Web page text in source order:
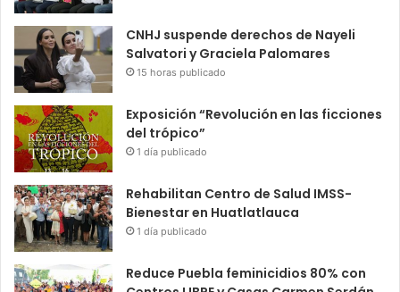
CNHJ suspende derechos de Nayeli
Salvatori y Graciela Palomares
15 horas publicado
Exposición “Revolución en las ficciones
del trópico”
1 día publicado
Rehabilitan Centro de Salud IMSS-
Bienestar en Huatlatlauca
1 día publicado
Reduce Puebla feminicidios 80% con